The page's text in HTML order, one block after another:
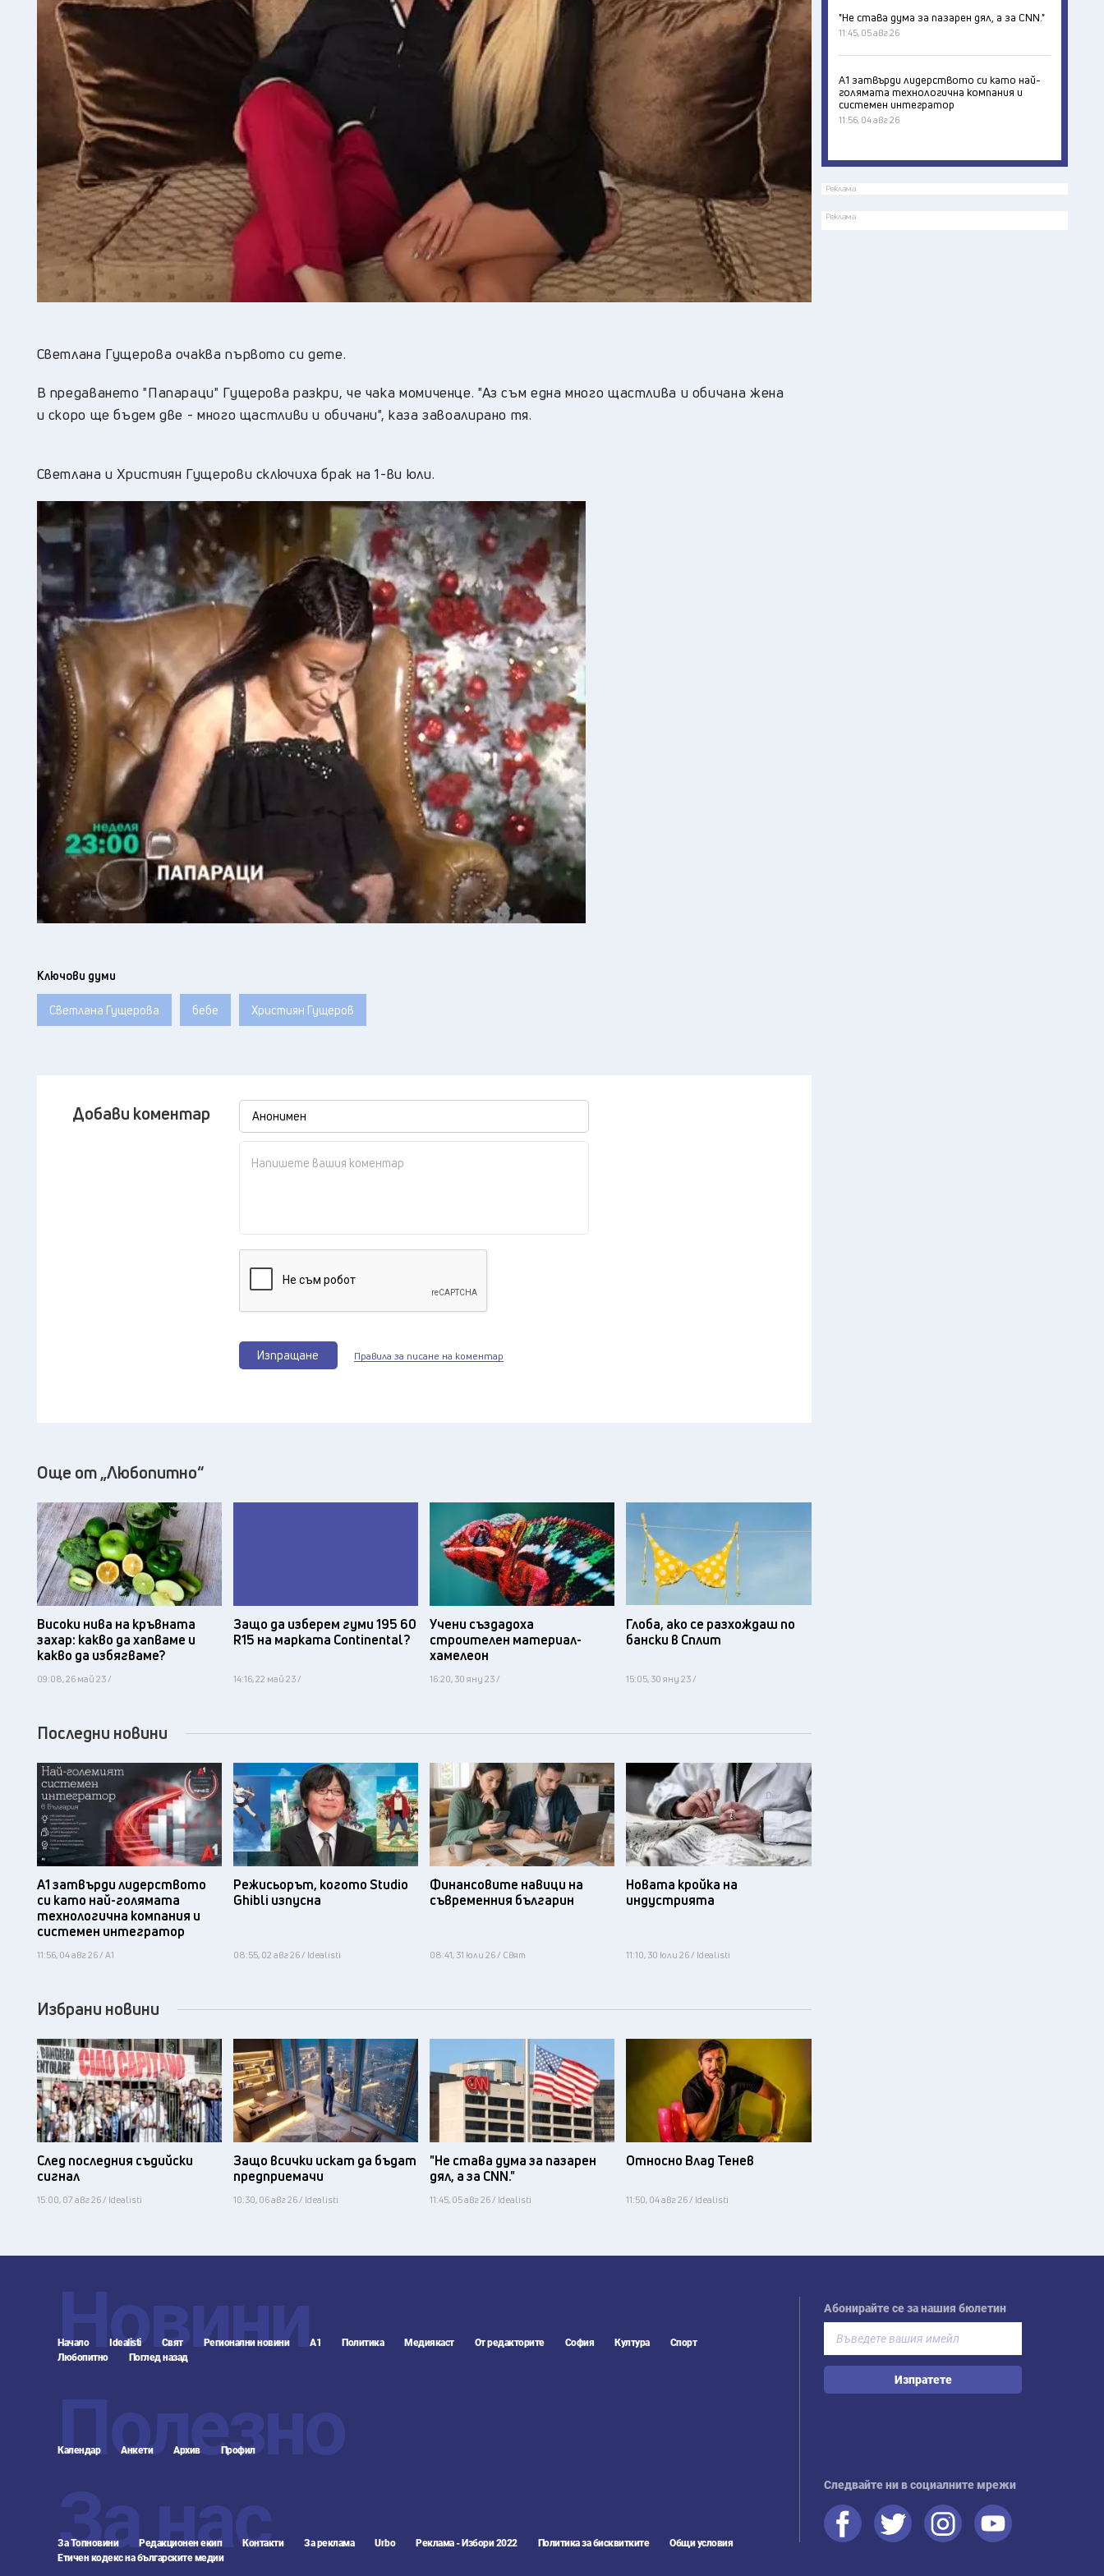
Перник , 27°C
Плевен 37°C
Пловдив , 35 °C
Разград , 34 °C
°C
, °C
33 °C
27°C
София , 31°C
Стара Загора, 35°C
Търговище
Хасково, 35°C
Шумен 33°C
Ямбол, 35°C
Светлана Гущерова очаква първото си дете.
В предаването "Папараци" Гущерова разкри, че чака момиченце. "Аз съм една много щастлива и обичана жена
и скоро ще бъдем две - много щастливи и обичани", каза завоалирано тя.
Светлана и Християн Гущерови сключиха брак на 1-ви юли.
Ключови думи
Светлана Гущерова бебе Християн Гущеров
Добави коментар
Изпращане Правила за писане на коментар
Още от „Любопитно“
Високи нива на кръвната
захар: какво да хапваме и
какво да избягваме?
09:08, 26 май 23 /
Защо да изберем гуми 195 60
R15 на марката Continental?
14:16, 22 май 23 /
Учени създадоха
строителен материал-
хамелеон
16:20, 30 яну 23 /
Глоба, ако се разхождаш по
бански в Сплит
15:05, 30 яну 23 /
Последни новини
А1 затвърди лидерството
си като най-голямата
технологична компания и
системен интегратор
11:56, 04 авг 26 / А1
Режисьорът, когото Studio
Ghibli изпусна
08:55, 02 авг 26 / Idealisti
Финансовите навици на
съвременния българин
08:41, 31 юли 26 / Свят
Новата кройка на
индустрията
11:10, 30 юли 26 / Idealisti
Избрани новини
След последния съдийски
сигнал
15:00, 07 авг 26 / Idealisti
Защо всички искат да бъдат
предприемачи
10:30, 06 авг 26 / Idealisti
"Не става дума за пазарен
дял, а за CNN."
11:45, 05 авг 26 / Idealisti
Относно Влад Тенев
11:50, 04 авг 26 / Idealisti
"Не става дума за пазарен дял, а за CNN."
11:45, 05 авг 26
А1 затвърди лидерството си като най-
голямата технологична компания и
системен интегратор
11:56, 04 авг 26
Реклама
Реклама
Новини
Начало Idealisti Свят Регионални новини А1 Политика Медиякаст От редакторите София Култура
Спорт
Любопитно
Поглед назад
Полезно
Календар Анкети Архив Профил
За нас
За Топновини Редакционен екип Контакти За реклама Urbo Реклама - Избори 2022 Политика за бисквитките
Общи условия
Етичен кодекс на българските медии
Абонирайте се за нашия бюлетин
Изпратете
Следвайте ни в социалните мрежи